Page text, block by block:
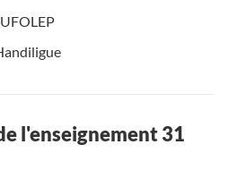
UFOLEP
l'enseignement 31